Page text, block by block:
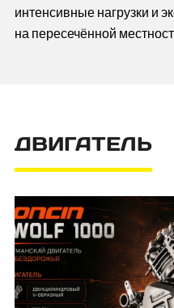
интенсивные нагрузки и
на пересечённой
ДВИГАТЕЛЬ